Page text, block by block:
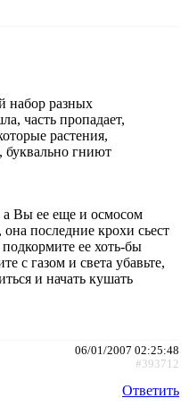
набор разных
часть пропадает,
растения,
буквально гниют
а Вы ее еще и осмосом
она последние крохи сьест
ее хоть-бы
с газом и света убавьте,
и начать кушать
06/01/2007 02:25:48
#393712
Ответить